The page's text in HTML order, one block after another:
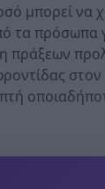
μπορεί να
τα πρόσωπα
πράξεων